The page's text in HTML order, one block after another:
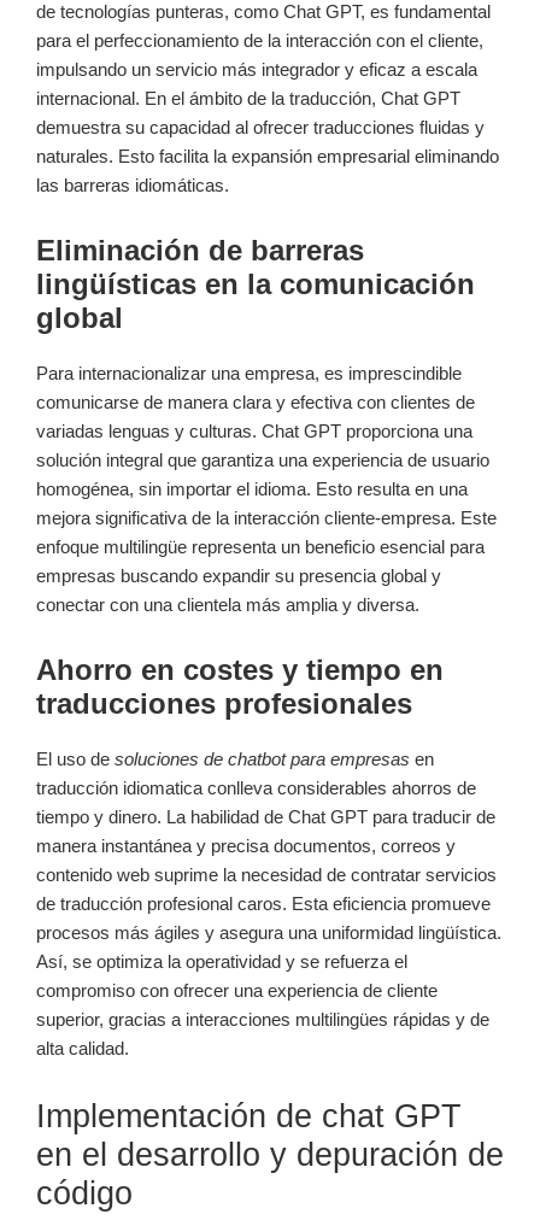
de tecnologías punteras, como Chat GPT, es fundamental
para el perfeccionamiento de la interacción con el cliente,
impulsando un servicio más integrador y eficaz a escala
internacional. En el ámbito de la traducción, Chat GPT
demuestra su capacidad al ofrecer traducciones fluidas y
naturales. Esto facilita la expansión empresarial eliminando
las barreras idiomáticas.
Eliminación de barreras
lingüísticas en la comunicación
global
Para internacionalizar una empresa, es imprescindible
comunicarse de manera clara y efectiva con clientes de
variadas lenguas y culturas. Chat GPT proporciona una
solución integral que garantiza una experiencia de usuario
homogénea, sin importar el idioma. Esto resulta en una
mejora significativa de la interacción cliente-empresa. Este
enfoque multilingüe representa un beneficio esencial para
empresas buscando expandir su presencia global y
conectar con una clientela más amplia y diversa.
Ahorro en costes y tiempo en
traducciones profesionales
El uso de soluciones de chatbot para empresas en
traducción idiomatica conlleva considerables ahorros de
tiempo y dinero. La habilidad de Chat GPT para traducir de
manera instantánea y precisa documentos, correos y
contenido web suprime la necesidad de contratar servicios
de traducción profesional caros. Esta eficiencia promueve
procesos más ágiles y asegura una uniformidad lingüística.
Así, se optimiza la operatividad y se refuerza el
compromiso con ofrecer una experiencia de cliente
superior, gracias a interacciones multilingües rápidas y de
alta calidad.
Implementación de chat GPT
en el desarrollo y depuración de
código